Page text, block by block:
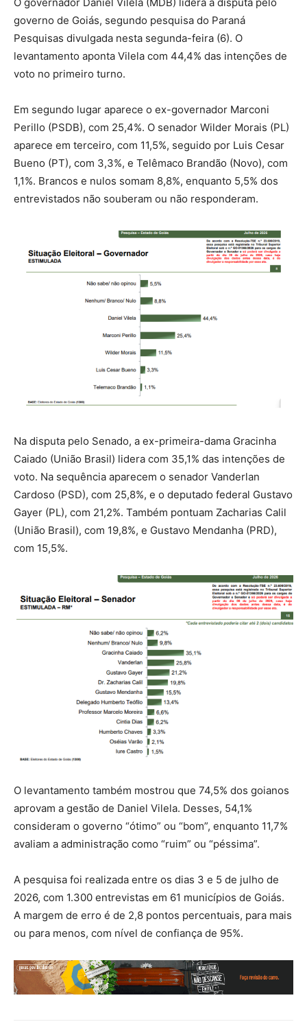
governo de Goiás, segundo pesquisa do Paraná
Pesquisas divulgada nesta segunda-feira (6). O
levantamento aponta Vilela com 44,4% das intenções de
voto no primeiro turno.
Em segundo lugar aparece o ex-governador Marconi
Perillo (PSDB), com 25,4%. O senador Wilder Morais (PL)
aparece em terceiro, com 11,5%, seguido por Luis Cesar
Bueno (PT), com 3,3%, e Telêmaco Brandão (Novo), com
1,1%. Brancos e nulos somam 8,8%, enquanto 5,5% dos
entrevistados não souberam ou não responderam.
Na disputa pelo Senado, a ex-primeira-dama Gracinha
Caiado (União Brasil) lidera com 35,1% das intenções de
voto. Na sequência aparecem o senador Vanderlan
Cardoso (PSD), com 25,8%, e o deputado federal Gustavo
Gayer (PL), com 21,2%. Também pontuam Zacharias Calil
(União Brasil), com 19,8%, e Gustavo Mendanha (PRD),
com 15,5%.
O levantamento também mostrou que 74,5% dos goianos
aprovam a gestão de Daniel Vilela. Desses, 54,1%
consideram o governo “ótimo” ou “bom”, enquanto 11,7%
avaliam a administração como “ruim” ou “péssima”.
A pesquisa foi realizada entre os dias 3 e 5 de julho de
2026, com 1.300 entrevistas em 61 municípios de Goiás.
A margem de erro é de 2,8 pontos percentuais, para mais
ou para menos, com nível de confiança de 95%.